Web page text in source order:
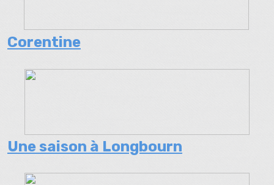
Corentine
Une saison à Longbourn